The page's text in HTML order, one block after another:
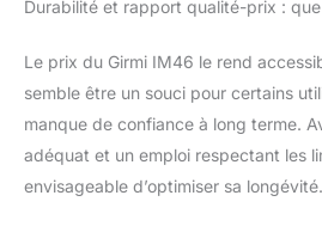
Durabilité et rapport qualité-prix :
Le prix du Girmi IM46 le rend
semble être un souci pour certains
manque de confiance à long terme.
adéquat et un emploi respectant les
envisageable d’optimiser sa longévité.